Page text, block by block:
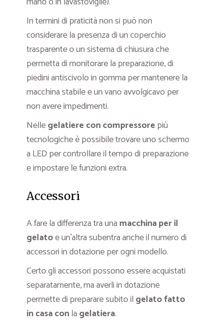
In termini di praticità non si può non
considerare la presenza di un coperchio
trasparente o un sistema di chiusura che
permetta di monitorare la preparazione, di
piedini antiscivolo in gomma per mantenere la
macchina stabile e un vano avvolgicavo per
non avere impedimenti.
Nellegelatiere con compressore più
tecnologiche è possibile trovare uno schermo
a LED per controllare il tempo di preparazione
e impostare le funzioni extra.
Accessori
A fare la differenza tra una macchina per il
gelatoe un’altra subentra anche il numero di
accessori in dotazione per ogni modello.
Certo gli accessori possono essere acquistati
separatamente, ma averli in dotazione
permette di preparare subito il gelato fatto
in casaconla gelatiera.